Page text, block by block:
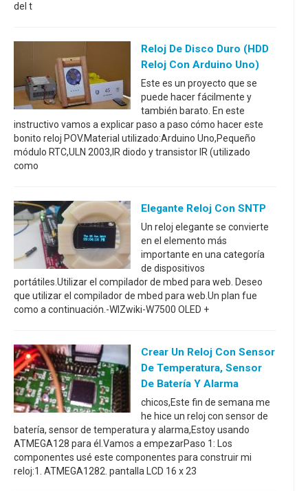
del t
Reloj De Disco Duro (HDD
Reloj Con Arduino Uno)
Este es un proyecto que se
puede hacer fácilmente y
también barato. En este
instructivo vamos a explicar paso a paso cómo hacer este
bonito reloj POV.Material utilizado:Arduino Uno,Pequeño
módulo RTC,ULN 2003,IR diodo y transistor IR (utilizado
como
Elegante Reloj Con SNTP
Un reloj elegante se convierte
en el elemento más
importante en una categoría
de dispositivos
portátiles.Utilizar el compilador de mbed para web. Deseo
que utilizar el compilador de mbed para web.Un plan fue
como a continuación.-WIZwiki-W7500 OLED +
Crear Un Reloj Con Sensor
De Temperatura, Sensor
De Batería Y Alarma
chicos,Este fin de semana me
he hice un reloj con sensor de
batería, sensor de temperatura y alarma,Estoy usando
ATMEGA128 para él.Vamos a empezarPaso 1: Los
componentes usé este componentes para construir mi
reloj:1. ATMEGA1282. pantalla LCD 16 x 23